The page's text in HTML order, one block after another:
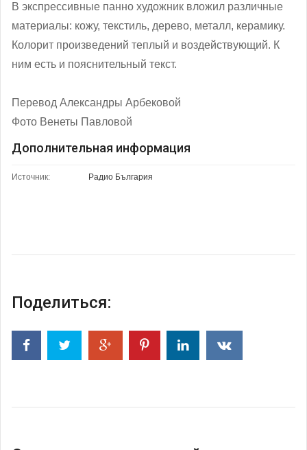
В экспрессивные панно художник вложил различные
материалы: кожу, текстиль, дерево, металл, керамику.
Колорит произведений теплый и воздействующий. К
ним есть и пояснительный текст.
Перевод Александры Арбековой
Фото Венеты Павловой
Дополнительная информация
Источник: Радио България
Поделиться: